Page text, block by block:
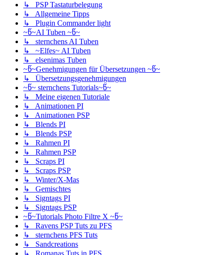
↳ PSP Tastaturbelegung
↳ Allgemeine Tipps
↳ Plugin Commander light
~წ~AI Tuben ~წ~
↳ sternchens AI Tuben
↳ ~Elfes~ AI Tuben
↳ elsenimas Tuben
~წ~Genehmigungen für Übersetzungen ~წ~
↳ Übersetzungsgenehmigungen
~წ~ sternchens Tutorials~წ~
↳ Meine eigenen Tutoriale
↳ Animationen PI
↳ Animationen PSP
↳ Blends PI
↳ Blends PSP
↳ Rahmen PI
↳ Rahmen PSP
↳ Scraps PI
↳ Scraps PSP
↳ Winter/X-Mas
↳ Gemischtes
↳ Signtags PI
↳ Signtags PSP
~წ~Tutorials Photo Filtre X ~წ~
↳ Ravens PSP Tuts zu PFS
↳ sternchens PFS Tuts
↳ Sandcreations
↳ Romanas Tuts in PFS